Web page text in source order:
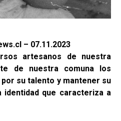
– 07.11.2023
artesanos de nuestra
de nuestra comuna los
su talento y mantener su
que caracteriza a